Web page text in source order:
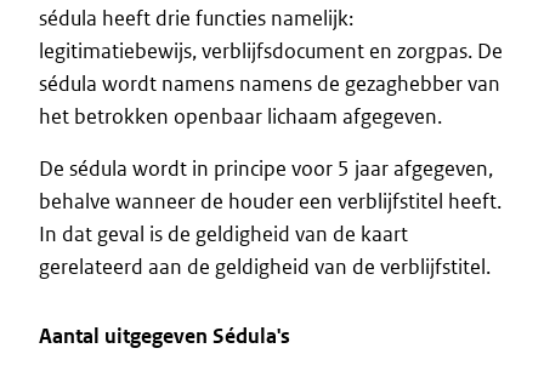
sédula heeft drie functies namelijk:
legitimatiebewijs, verblijfsdocument en zorgpas. De
sédula wordt namens namens de gezaghebber van
het betrokken openbaar lichaam afgegeven.
De sédula wordt in principe voor 5 jaar afgegeven,
behalve wanneer de houder een verblijfstitel heeft.
In dat geval is de geldigheid van de kaart
gerelateerd aan de geldigheid van de verblijfstitel.
Aantal uitgegeven Sédula's